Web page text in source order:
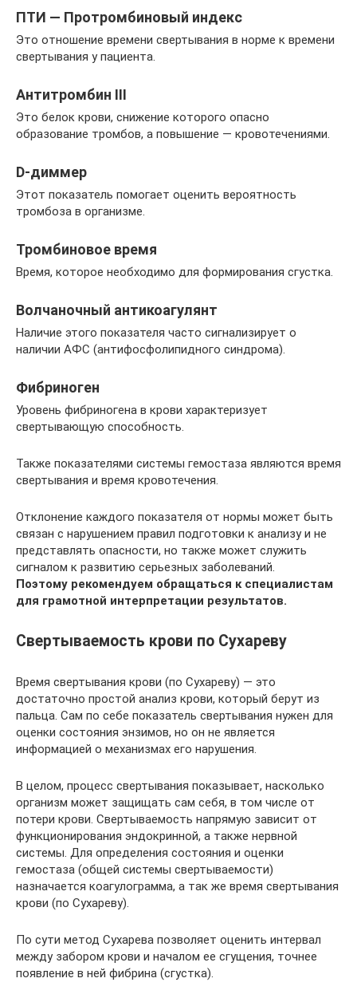
ПТИ — Протромбиновый индекс
Это отношение времени свертывания в норме к времени
свертывания у пациента.
Антитромбин III
Это белок крови, снижение которого опасно
образование тромбов, а повышение — кровотечениями.
D-диммер
Этот показатель помогает оценить вероятность
тромбоза в организме.
Тромбиновое время
Время, которое необходимо для формирования сгустка.
Волчаночный антикоагулянт
Наличие этого показателя часто сигнализирует о
наличии АФС (антифосфолипидного синдрома).
Фибриноген
Уровень фибриногена в крови характеризует
свертывающую способность.
Также показателями системы гемостаза являются время
свертывания и время кровотечения.
Отклонение каждого показателя от нормы может быть
связан с нарушением правил подготовки к анализу и не
представлять опасности, но также может служить
сигналом к развитию серьезных заболеваний.
Поэтому рекомендуем обращаться к специалистам
для грамотной интерпретации результатов.
Свертываемость крови по Сухареву
Время свертывания крови (по Сухареву) — это
достаточно простой анализ крови, который берут из
пальца. Сам по себе показатель свертывания нужен для
оценки состояния энзимов, но он не является
информацией о механизмах его нарушения.
В целом, процесс свертывания показывает, насколько
организм может защищать сам себя, в том числе от
потери крови. Свертываемость напрямую зависит от
функционирования эндокринной, а также нервной
системы. Для определения состояния и оценки
гемостаза (общей системы свертываемости)
назначается коагулограмма, а так же время свертывания
крови (по Сухареву).
По сути метод Сухарева позволяет оценить интервал
между забором крови и началом ее сгущения, точнее
появление в ней фибрина (сгустка).